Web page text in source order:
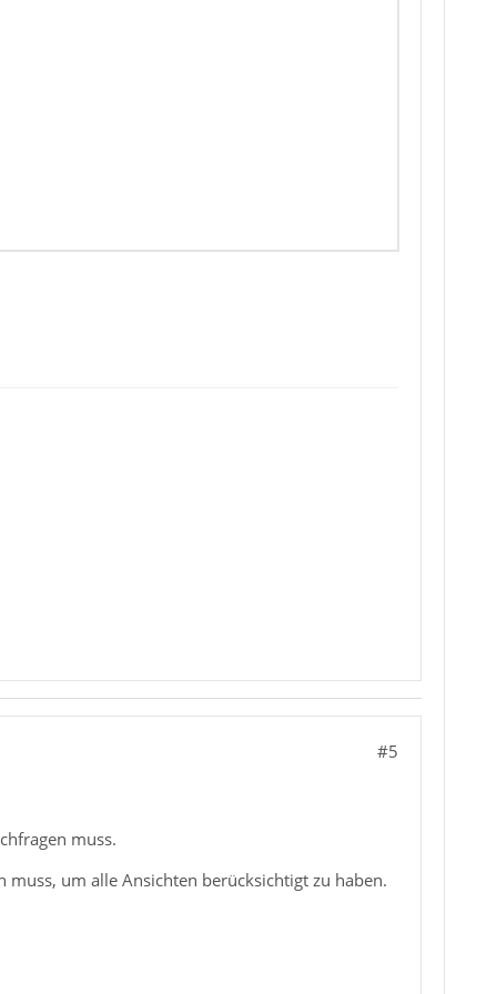
#5
muss.
muss, um alle Ansichten berücksichtigt zu haben.